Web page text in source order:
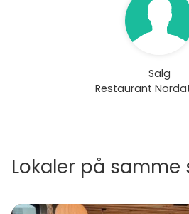
Salg
Restaurant
Lokaler på samme